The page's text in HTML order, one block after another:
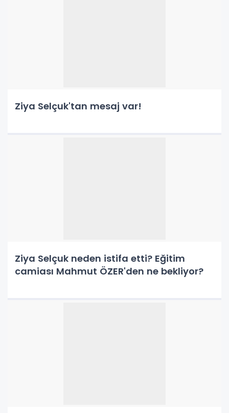
Ziya Selçuk'tan mesaj var!
Ziya Selçuk neden istifa etti? Eğitim
camiası Mahmut ÖZER'den ne bekliyor?